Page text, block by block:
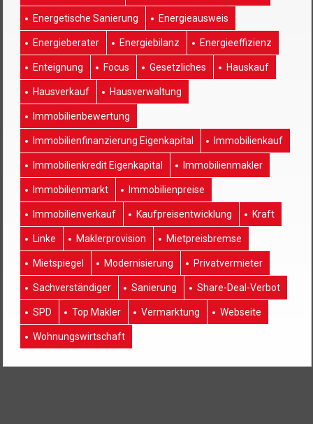
Energetische Sanierung Energieausweis
Energieberater Energiebilanz Energieeffizienz
Enteignung Focus Gesetzliches Hauskauf
Hausverkauf Hausverwaltung
Immobilienbewertung
Immobilienfinanzierung Eigenkapital Immobilienkauf
Immobilienkredit Eigenkapital Immobilienmakler
Immobilienmarkt Immobilienpreise
Immobilienverkauf Kaufpreisentwicklung Kraft
Linke Maklerprovision Mietpreisbremse
Mietspiegel Modernisierung Privatvermieter
Sachverständiger Sanierung Share-Deal-Verbot
SPD Top Makler Vermarktung Webseite
Wohnungswirtschaft